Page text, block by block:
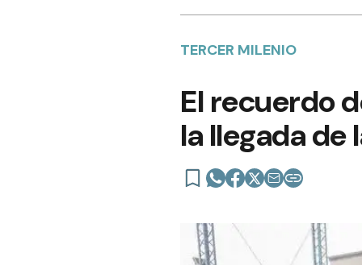
TERCER MILENIO
El recuerdo
la llegada de